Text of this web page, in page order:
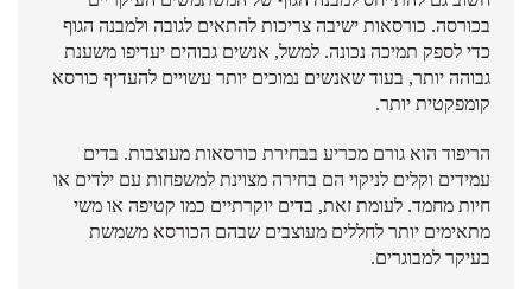
בכורסה. כורסאות ישיבה צריכות להתאים לגובה ולמבנה הגוף
כדי לספק תמיכה נכונה. למשל, אנשים גבוהים יעדיפו משענת
גבוהה יותר, בעוד שאנשים נמוכים יותר עשויים להעדיף כורסא
קומפקטית יותר.
הריפוד הוא גורם מכריע בבחירת כורסאות מעוצבות. בדים
עמידים וקלים לניקוי הם בחירה מצוינת למשפחות עם ילדים או
חיות מחמד. לעומת זאת, בדים יוקרתיים כמו קטיפה או משי
מתאימים יותר לחללים מעוצבים שבהם הכורסא משמשת
בעיקר למבוגרים.